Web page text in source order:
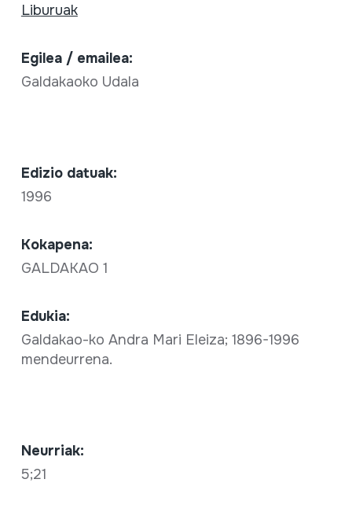
Liburuak
Egilea / emailea:
Galdakaoko Udala
Edizio datuak:
1996
Kokapena:
GALDAKAO 1
Edukia:
Galdakao-ko Andra Mari Eleiza; 1896-1996
mendeurrena.
Neurriak:
5;21